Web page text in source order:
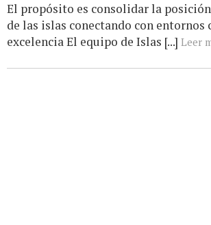
El propósito es consolidar la
de las islas conectando con entornos
excelencia El equipo de Islas [...] Leer